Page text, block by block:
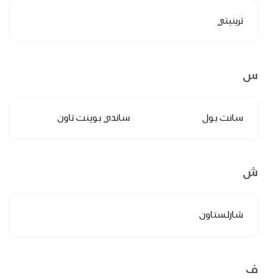
ترينيتي
س
سانت بول ساندي بوينت تاون
ش
شارلستاون
ف